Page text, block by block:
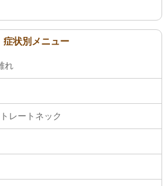
症状別メニュー
れ
レートネック